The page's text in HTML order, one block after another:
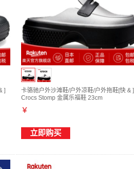
]
卡骆驰户外沙滩鞋/户外凉鞋/户外拖鞋[快 & ]
Crocs Stomp 金属乐福鞋 23cm
￥
立即购买